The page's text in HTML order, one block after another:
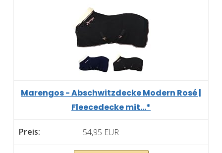
Marengos - Abschwitzdecke Modern Rosé |
Fleecedecke mit...*
54,95 EUR